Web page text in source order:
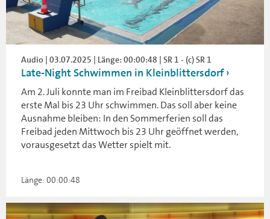
Audio | 03.07.2025 | Länge: 00:00:48 | SR 1 - (c) SR 1
Late-Night Schwimmen in Kleinblittersdorf
Am 2. Juli konnte man im Freibad Kleinblittersdorf das
erste Mal bis 23 Uhr schwimmen. Das soll aber keine
Ausnahme bleiben: In den Sommerferien soll das
Freibad jeden Mittwoch bis 23 Uhr geöffnet werden,
vorausgesetzt das Wetter spielt mit.
Länge: 00:00:48